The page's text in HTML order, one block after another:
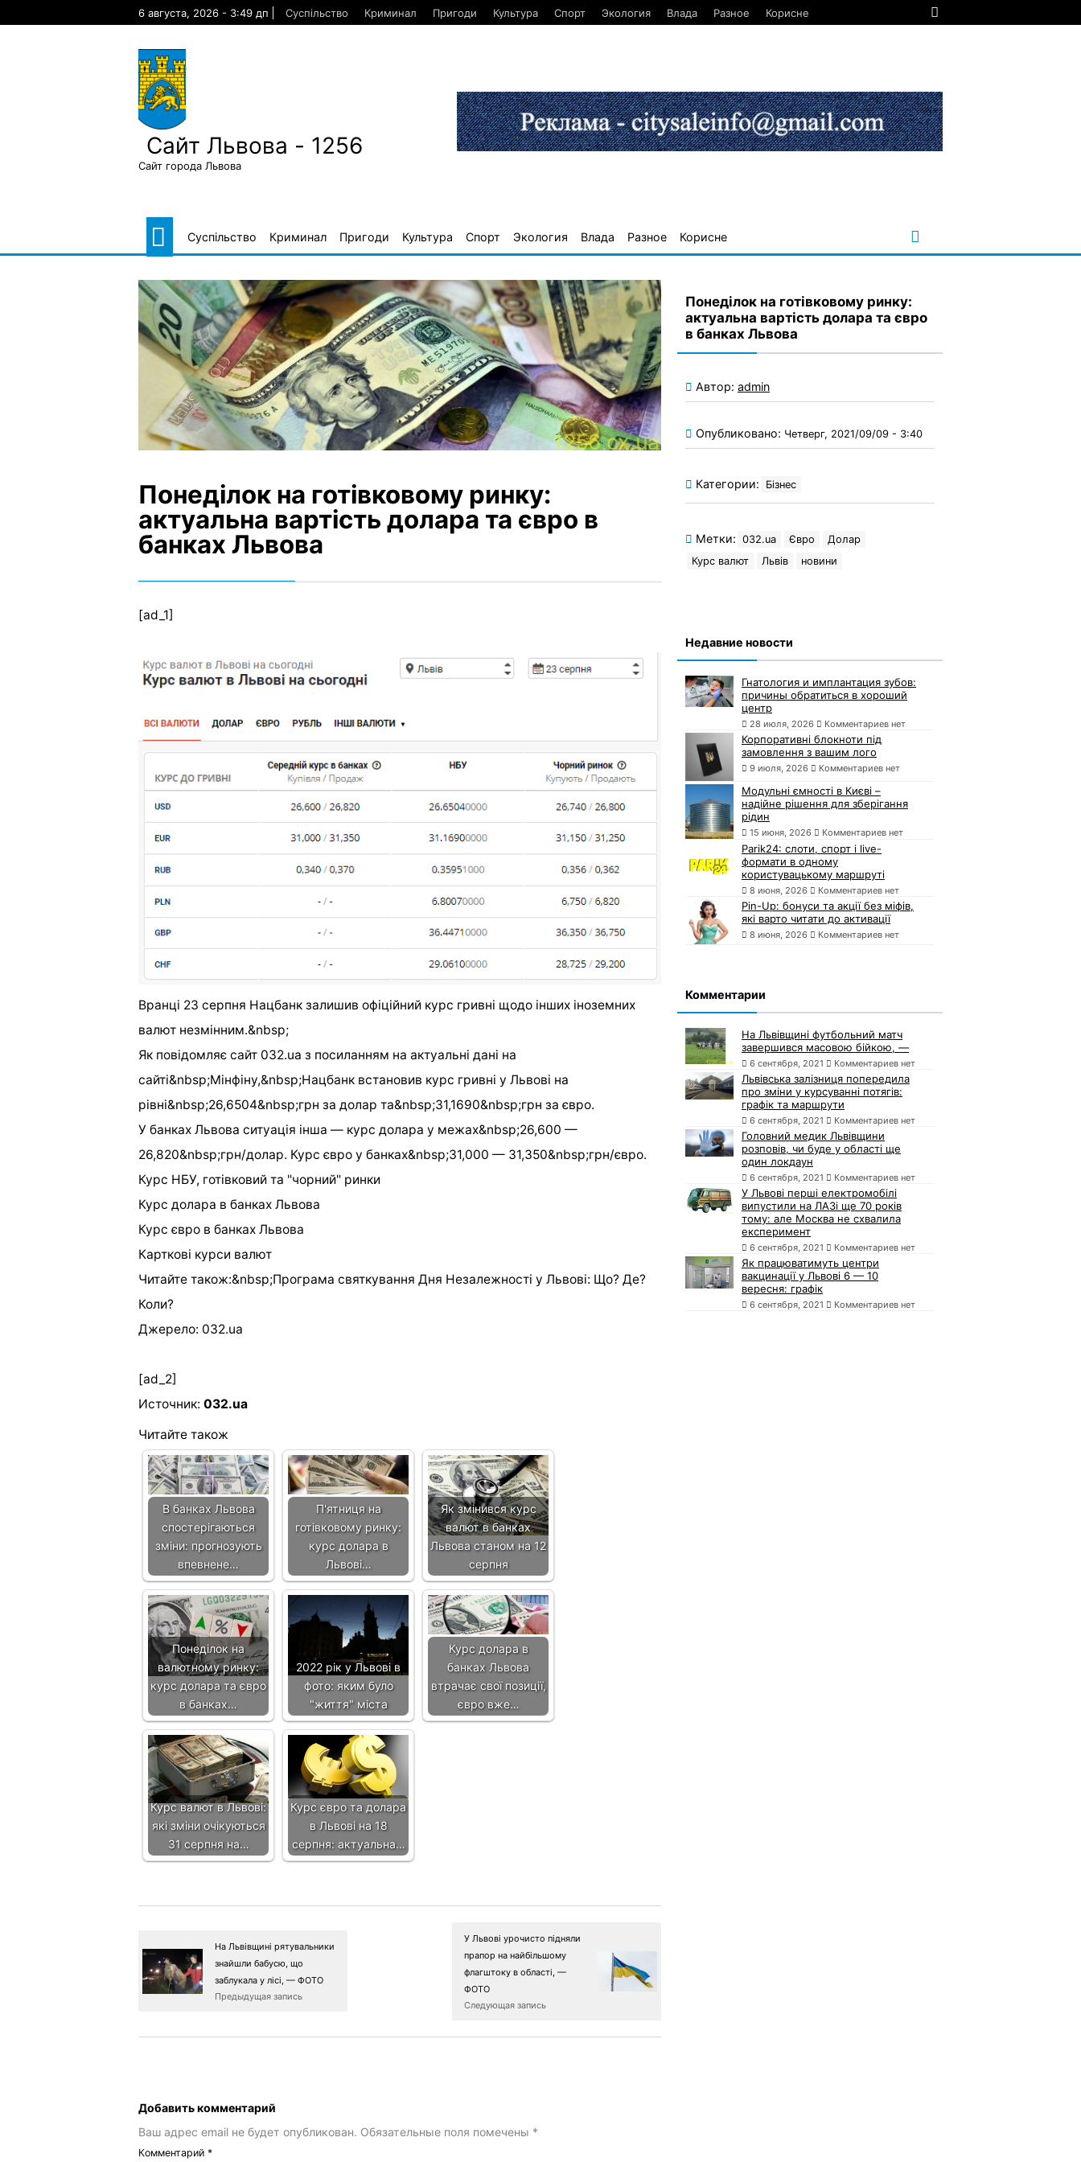
6 августа, 2026 - 3:49 дп Суспільство Криминал Пригоди Культура Спорт Экология Влада Разное Корисне
Сайт Львова - 1256
Сайт города Львова
Суспільство Криминал Пригоди Культура Спорт Экология Влада Разное Корисне
Понеділок на готівковому ринку:
актуальна вартість долара та євро в
банках Львова
[ad_1]
Вранці 23 серпня Нацбанк залишив офіційний курс гривні щодо інших іноземних
валют незмінним.&nbsp;
Як повідомляє сайт 032.ua з посиланням на актуальні дані на
сайті&nbsp;Мінфіну,&nbsp;Нацбанк встановив курс гривні у Львові на
рівні&nbsp;26,6504&nbsp;грн за долар та&nbsp;31,1690&nbsp;грн за євро.
У банках Львова ситуація інша — курс долара у межах&nbsp;26,600 —
26,820&nbsp;грн/долар. Курс євро у банках&nbsp;31,000 — 31,350&nbsp;грн/євро.
Курс НБУ, готівковий та "чорний" ринки
Курс долара в банках Львова
Курс євро в банках Львова
Карткові курси валют
Читайте також:&nbsp;Програма святкування Дня Незалежності у Львові: Що? Де?
Коли?
Джерело: 032.ua
[ad_2]
Источник: 032.ua
Читайте також
В банках Львова
спостерігаються
зміни: прогнозують
впевнене…
П'ятниця на
готівковому ринку:
курс долара в
Львові…
Як змінився курс
валют в банках
Львова станом на 12
серпня
Понеділок на
валютному ринку:
курс долара та євро
в банках…
2022 рік у Львові в
фото: яким було
"життя" міста
Курс долара в
банках Львова
втрачає свої позиції,
євро вже…
Курс валют в Львові:
які зміни очікуються
31 серпня на…
Курс євро та долара
в Львові на 18
серпня: актуальна…
На Львівщині рятувальники
знайшли бабусю, що
заблукала у лісі, — ФОТО
Предыдущая запись
У Львові урочисто підняли
прапор на найбільшому
флагштоку в області, —
ФОТО
Следующая запись
Добавить комментарий
Ваш адрес email не будет опубликован. Обязательные поля помечены *
Комментарий *
Понеділок на готівковому ринку:
актуальна вартість долара та євро
в банках Львова
Автор: admin
Опубликовано: Четверг, 2021/09/09 - 3:40
Категории: Бізнес
Метки: 032.ua Євро
Долар
Курс валют
Львів новини
Недавние новости
Гнатология и имплантация зубов:
причины обратиться в хороший
центр
28 июля, 2026 Комментариев нет
Корпоративні блокноти під
замовлення з вашим лого
9 июля, 2026 Комментариев нет
Модульні ємності в Києві –
надійне рішення для зберігання
рідин
15 июня, 2026 Комментариев нет
Parik24: слоти, спорт і live-
формати в одному
користувацькому маршруті
8 июня, 2026 Комментариев нет
Pin-Up: бонуси та акції без міфів,
які варто читати до активації
8 июня, 2026 Комментариев нет
Комментарии
На Львівщині футбольний матч
завершився масовою бійкою, —
6 сентября, 2021 Комментариев нет
Львівська залізниця попередила
про зміни у курсуванні потягів:
графік та маршрути
6 сентября, 2021 Комментариев нет
Головний медик Львівщини
розповів, чи буде у області ще
один локдаун
6 сентября, 2021 Комментариев нет
У Львові перші електромобілі
випустили на ЛАЗі ще 70 років
тому: але Москва не схвалила
експеримент
6 сентября, 2021 Комментариев нет
Як працюватимуть центри
вакцинації у Львові 6 — 10
вересня: графік
6 сентября, 2021 Комментариев нет